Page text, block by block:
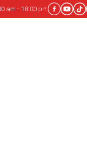
am - 18:00 pm